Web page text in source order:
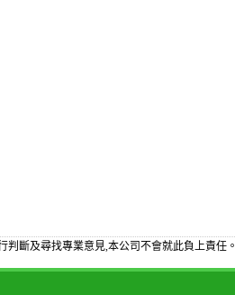
斷及尋找專業意見,本公司不會就此負上責任。